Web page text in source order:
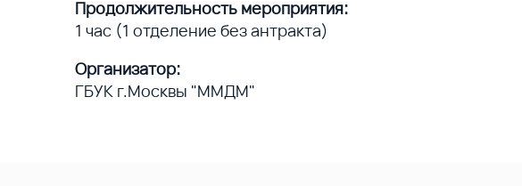
Продолжительность мероприятия:
1 час (1 отделение без антракта)
Организатор:
ГБУК г.Москвы "ММДМ"